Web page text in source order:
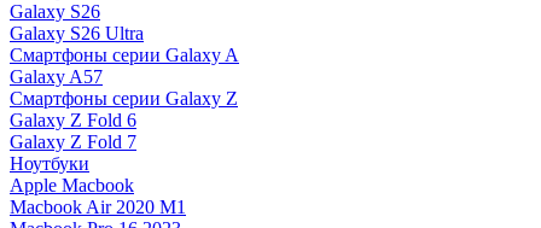
Galaxy S26
Galaxy S26 Ultra
Смартфоны серии Galaxy A
Galaxy A57
Смартфоны серии Galaxy Z
Galaxy Z Fold 6
Galaxy Z Fold 7
Ноутбуки
Apple Macbook
Macbook Air 2020 M1